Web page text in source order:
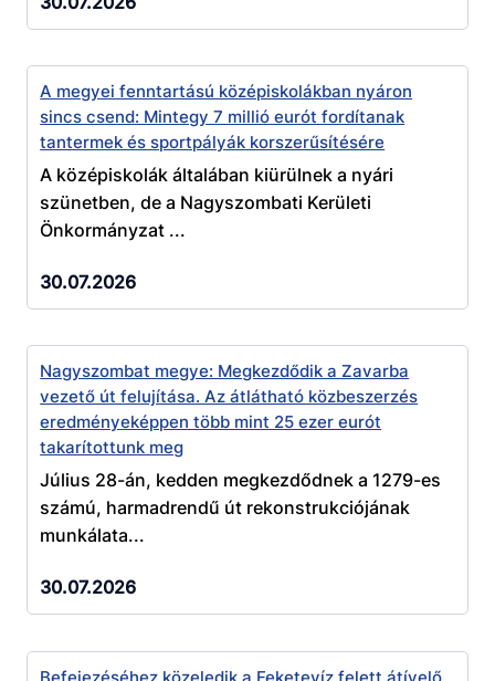
A megyei fenntartású középiskolákban nyáron
sincs csend: Mintegy 7 millió eurót fordítanak
tantermek és sportpályák korszerűsítésére
A középiskolák általában kiürülnek a nyári
szünetben, de a Nagyszombati Kerületi
Önkormányzat ...
30.07.2026
Nagyszombat megye: Megkezdődik a Zavarba
vezető út felujítása. Az átlátható közbeszerzés
eredményeképpen több mint 25 ezer eurót
takarítottunk meg
Július 28-án, kedden megkezdődnek a 1279-es
számú, harmadrendű út rekonstrukciójának
munkálata...
30.07.2026